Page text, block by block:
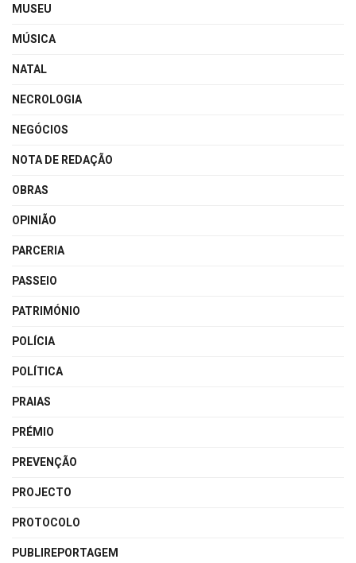
MUSEU
MÚSICA
NATAL
NECROLOGIA
NEGÓCIOS
NOTA DE REDAÇÃO
OBRAS
OPINIÃO
PARCERIA
PASSEIO
PATRIMÓNIO
POLÍCIA
POLÍTICA
PRAIAS
PRÉMIO
PREVENÇÃO
PROJECTO
PROTOCOLO
PUBLIREPORTAGEM